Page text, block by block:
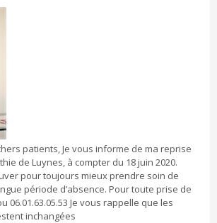
patients, Je vous informe de ma reprise
de Luynes, à compter du 18 juin 2020.
pour toujours mieux prendre soin de
période d’absence. Pour toute prise de
06.01.63.05.53 Je vous rappelle que les
inchangées